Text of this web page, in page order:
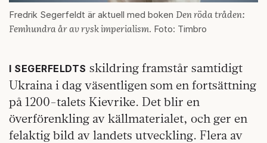
Fredrik Segerfeldt är aktuell med boken Den röda tråden:
Femhundra år av rysk imperialism. Foto: Timbro
I SEGERFELDTS skildring framstår samtidigt
Ukraina i dag väsentligen som en fortsättning
på 1200-talets Kievrike. Det blir en
överförenkling av källmaterialet, och ger en
felaktig bild av landets utveckling. Flera av